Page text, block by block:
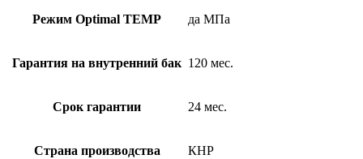
Режим Optimal TEMP да МПа
Гарантия на внутренний бак 120 мес.
Срок гарантии 24 мес.
Страна производства КНР